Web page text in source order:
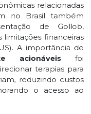
relacionadas
no Brasil também
de Gollob,
financeiras
A importância de
acionáveis foi
terapias para
reduzindo custos
o acesso ao